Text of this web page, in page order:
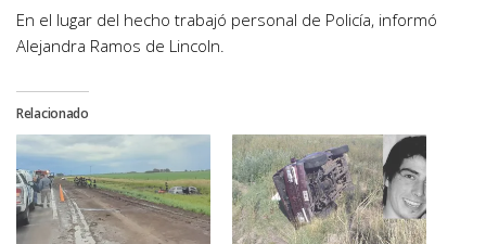
En el lugar del hecho trabajó personal de Policía, informó
Alejandra Ramos de Lincoln.
Relacionado